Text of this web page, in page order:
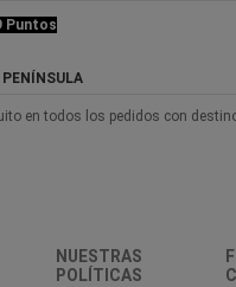
Puntos
en todos los pedidos con
NUESTRAS
POLÍTICAS